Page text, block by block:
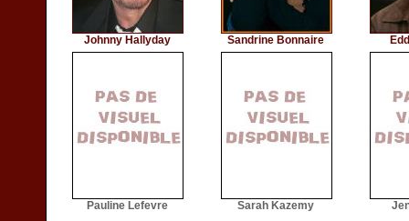
Johnny Hallyday Sandrine Bonnaire
Pauline Lefevre Sarah Kazemy